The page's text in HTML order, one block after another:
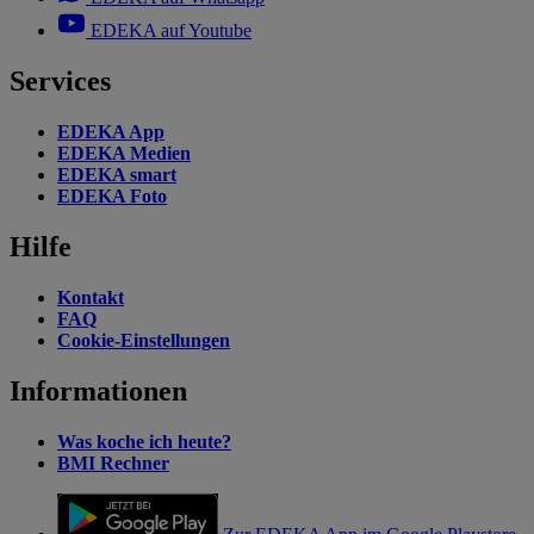
EDEKA auf Youtube
Services
EDEKA App
EDEKA Medien
EDEKA smart
EDEKA Foto
Hilfe
Kontakt
FAQ
Cookie-Einstellungen
Informationen
Was koche ich heute?
BMI Rechner